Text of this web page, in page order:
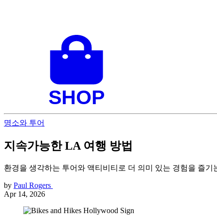
명소와 투어
지속가능한 LA 여행 방법
환경을 생각하는 투어와 액티비티로 더 의미 있는 경험을 즐기
by Paul Rogers
Apr 14, 2026